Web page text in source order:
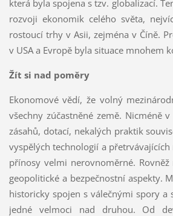
která byla spojena s tzv. globalizací.
rozvoji ekonomik celého světa,
rostoucí trhy v Asii, zejména v Číně.
v USA a Evropě byla situace mnohem
Žít si nad poměry
Ekonomové vědí, že volný
všechny zúčastněné země. Nicméně
zásahů, dotací, nekalých praktik
vyspělých technologií a
přínosy velmi nerovnoměrné.
geopolitické a bezpečnostní aspekty.
historicky spojen s válečnými spory a
jedné velmoci nad druhou. Od